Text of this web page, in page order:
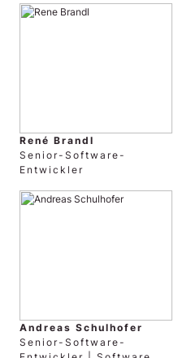
René Brandl
Senior-Software-
Entwickler
Andreas Schulhofer
Senior-Software-